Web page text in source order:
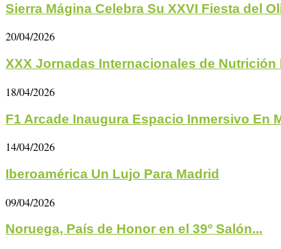
Sierra Mágina Celebra Su XXVI Fiesta del
20/04/2026
XXX Jornadas Internacionales de Nutrición
18/04/2026
F1 Arcade Inaugura Espacio Inmersivo En
14/04/2026
Iberoamérica Un Lujo Para Madrid
09/04/2026
Noruega, País de Honor en el 39º Salón...